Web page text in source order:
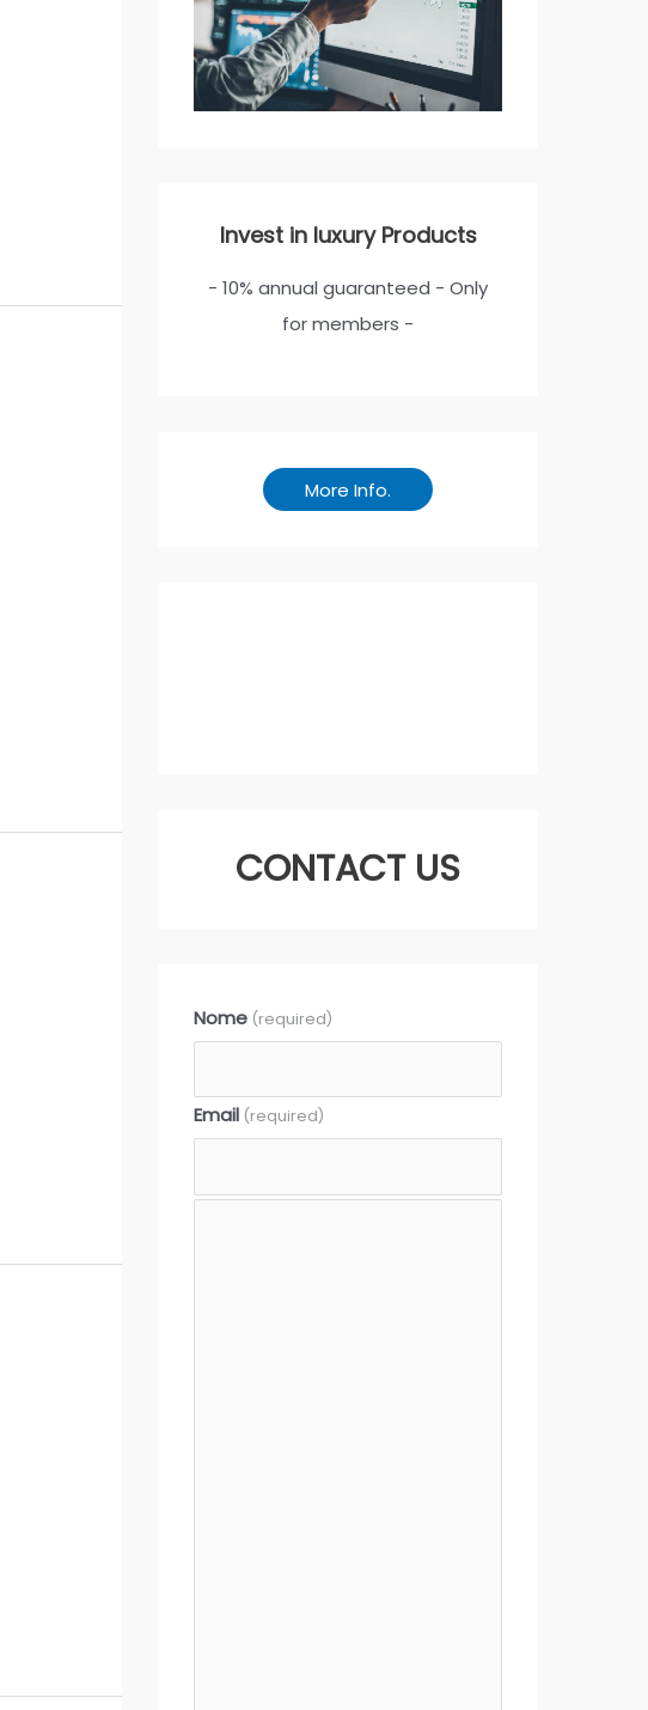
Invest in luxury Products
- 10% annual guaranteed - Only
for members -
More Info.
CONTACT US
Nome (required)
Email (required)